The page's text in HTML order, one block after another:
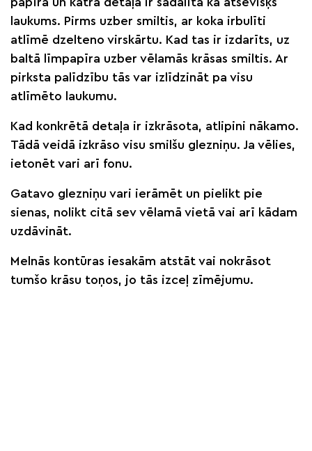
laukums. Pirms uzber smiltis, ar koka irbulīti
atlīmē dzelteno virskārtu. Kad tas ir izdarīts, uz
baltā līmpapīra uzber vēlamās krāsas smiltis. Ar
pirksta palīdzību tās var izlīdzināt pa visu
atlīmēto laukumu.
Kad konkrētā detaļa ir izkrāsota, atlipini nākamo.
Tādā veidā izkrāso visu smilšu glezniņu. Ja vēlies,
ietonēt vari arī fonu.
Gatavo glezniņu vari ierāmēt un pielikt pie
sienas, nolikt citā sev vēlamā vietā vai arī kādam
uzdāvināt.
Melnās kontūras iesakām atstāt vai nokrāsot
tumšo krāsu toņos, jo tās izceļ zīmējumu.